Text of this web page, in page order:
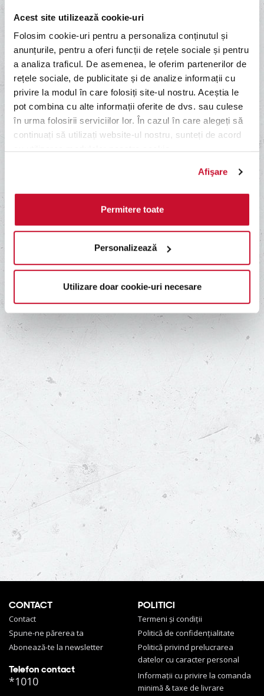
Acest site utilizează cookie-uri
Folosim cookie-uri pentru a personaliza conținutul și
anunțurile, pentru a oferi funcții de rețele sociale și pentru
a analiza traficul. De asemenea, le oferim partenerilor de
rețele sociale, de publicitate și de analize informații cu
privire la modul în care folosiți site-ul nostru. Aceștia le
pot combina cu alte informații oferite de dvs. sau culese
în urma folosirii serviciilor lor. În cazul în care alegeți să
continuați să utilizați website-ul nostru, sunteți de acord
Afişare
Permitere toate
Personalizează
Utilizare doar cookie-uri necesare
SUA Exclus din alte promoții
Sos de roșii, brânză
Mozzarella, salam
Pepperoni*, salam
Pepperoni* crocant.
Suedia
Exclus din alte promoții
Sos de roșii, brânză
Mozzarella, cubulețe cu
carne de porc, bacon, ceapă
roșie, porumb.
CONTACT
Contact
Spune-ne părerea ta
Abonează-te la newsletter
Telefon contact
*1010
POLITICI
Termeni și condiții
Politică de confidențialitate
Politică privind prelucrarea
datelor cu caracter personal
Informații cu privire la comanda
minimă & taxe de livrare